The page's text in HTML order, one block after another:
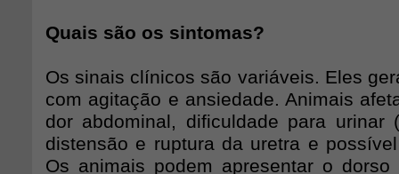
Quais são os sintomas?
Os sinais clínicos são variáveis. Eles
com agitação e ansiedade. Animais
dor abdominal, dificuldade para urinar
distensão e ruptura da uretra e
Os animais podem apresentar o dorso